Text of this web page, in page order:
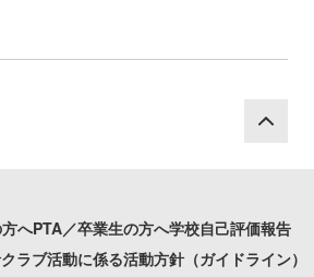
へPTA／卒業生の方へ学校自己評価報告
クラブ活動に係る活動方針（ガイドライン）